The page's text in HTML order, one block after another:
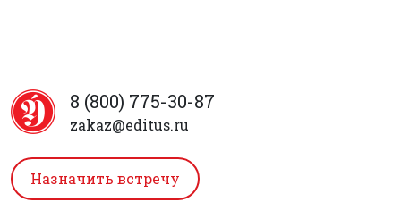
8 (800) 775-30-87
zakaz@editus.ru
Назначить встречу